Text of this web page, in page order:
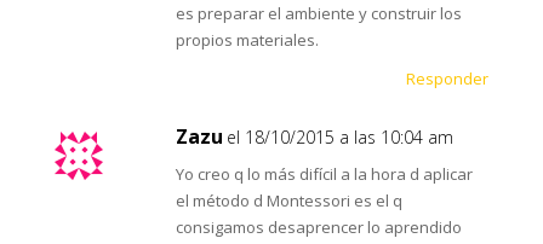
es preparar el ambiente y construir los
propios materiales.
Responder
Zazu el 18/10/2015 a las 10:04 am
Yo creo q lo más difícil a la hora d aplicar
el método d Montessori es el q
consigamos desaprencer lo aprendido